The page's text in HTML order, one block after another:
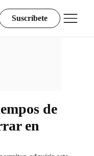
Suscríbete
de
en